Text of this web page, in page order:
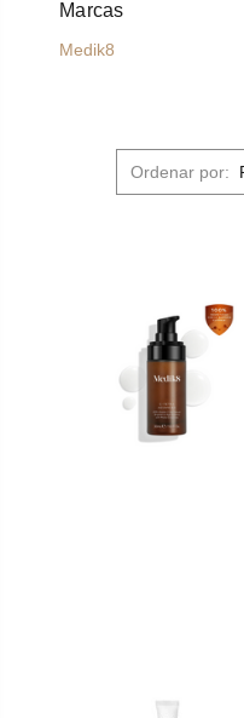
Marcas
Medik8
Ordenar por: